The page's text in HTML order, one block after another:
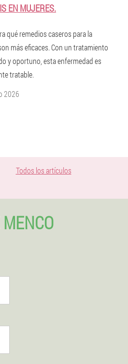
EN MUJERES.
qué remedios caseros para la
más eficaces. Con un tratamiento
y oportuno, esta enfermedad es
tratable.
2026
Todos los artículos